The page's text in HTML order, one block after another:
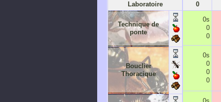
Laboratoire
Technique de
ponte
Bouclier
Thoracique
0
0s
0
0
0s
0
0
0